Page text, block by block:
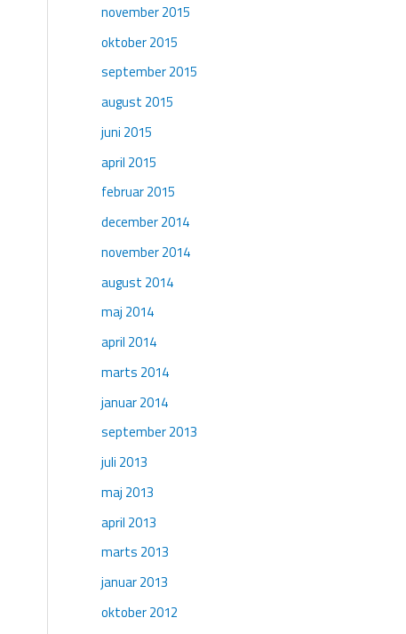
november 2015
oktober 2015
september 2015
august 2015
juni 2015
april 2015
februar 2015
december 2014
november 2014
august 2014
maj 2014
april 2014
marts 2014
januar 2014
september 2013
juli 2013
maj 2013
april 2013
marts 2013
januar 2013
oktober 2012